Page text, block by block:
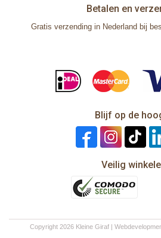
Betalen en
Gratis verzending in Nederland bij
Blijf op de
Veilig
Copyright 2026 Kleine Giraf |